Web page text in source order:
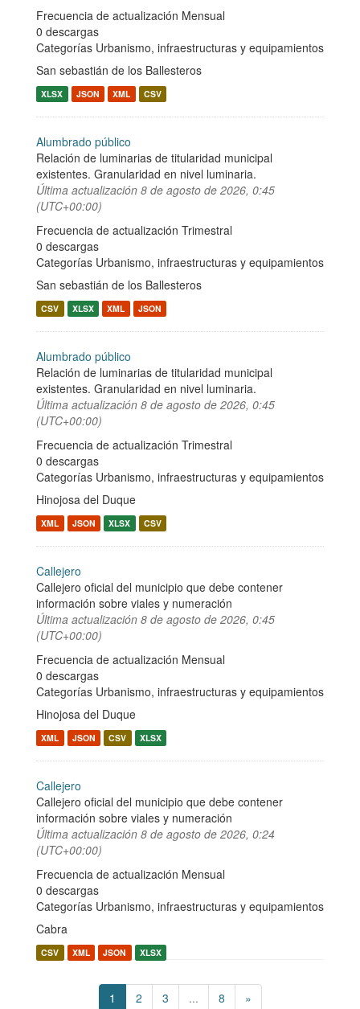
Frecuencia de actualización Mensual
0 descargas
Categorías Urbanismo, infraestructuras y equipamientos
San sebastián de los Ballesteros
XLSX JSON XML CSV
Alumbrado público
Relación de luminarias de titularidad municipal
existentes. Granularidad en nivel luminaria.
Última actualización 8 de agosto de 2026, 0:45
(UTC+00:00)
Frecuencia de actualización Trimestral
0 descargas
Categorías Urbanismo, infraestructuras y equipamientos
San sebastián de los Ballesteros
CSV XLSX XML JSON
Alumbrado público
Relación de luminarias de titularidad municipal
existentes. Granularidad en nivel luminaria.
Última actualización 8 de agosto de 2026, 0:45
(UTC+00:00)
Frecuencia de actualización Trimestral
0 descargas
Categorías Urbanismo, infraestructuras y equipamientos
Hinojosa del Duque
XML JSON XLSX CSV
Callejero
Callejero oficial del municipio que debe contener
información sobre viales y numeración
Última actualización 8 de agosto de 2026, 0:45
(UTC+00:00)
Frecuencia de actualización Mensual
0 descargas
Categorías Urbanismo, infraestructuras y equipamientos
Hinojosa del Duque
XML JSON CSV XLSX
Callejero
Callejero oficial del municipio que debe contener
información sobre viales y numeración
Última actualización 8 de agosto de 2026, 0:24
(UTC+00:00)
Frecuencia de actualización Mensual
0 descargas
Categorías Urbanismo, infraestructuras y equipamientos
Cabra
CSV XML JSON XLSX
1 2 3 ... 8 »